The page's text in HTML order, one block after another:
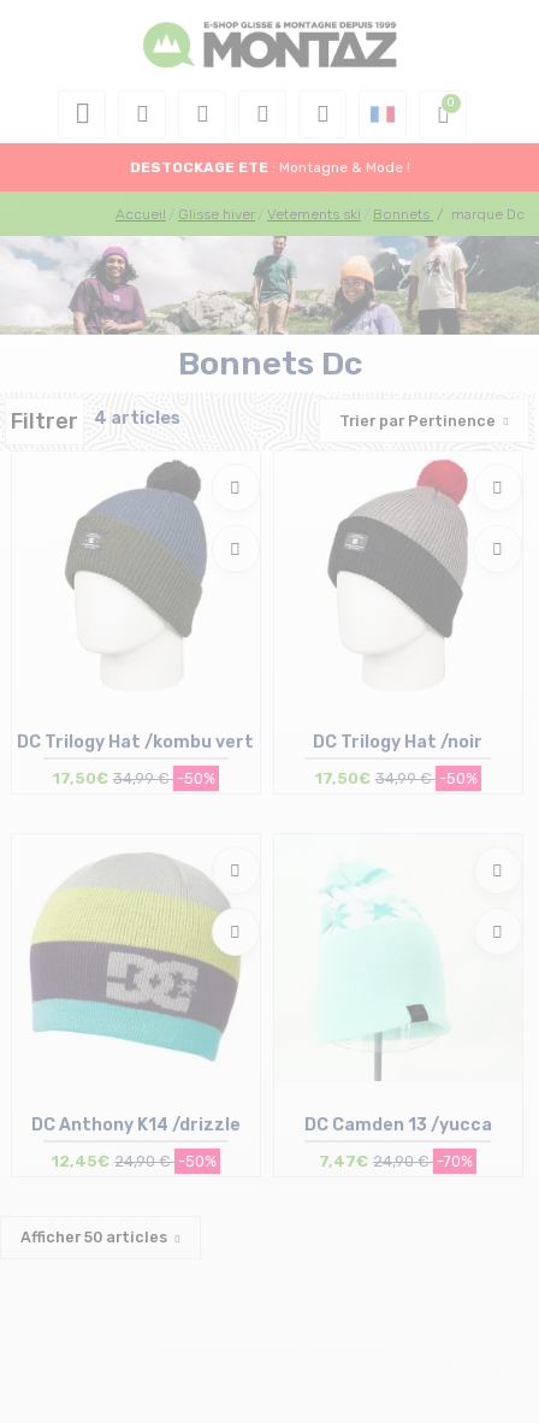
DESTOCKAGE ETE : Montagne & Mode !
Accueil Glisse hiver Vetements ski Bonnets / marque Dc
Bonnets Dc
Filtrer 4 articles Trier par Pertinence
Taille en stock
DC Trilogy Hat /kombu vert
17,50€ 34,99 € -50%
DC Trilogy Hat /noir
17,50€ 34,99 € -50%
Taille en stock
DC Anthony K14 /drizzle
12,45€ 24,90 € -50%
DC Camden 13 /yucca
7,47€ 24,90 € -70%
Afficher50 articles